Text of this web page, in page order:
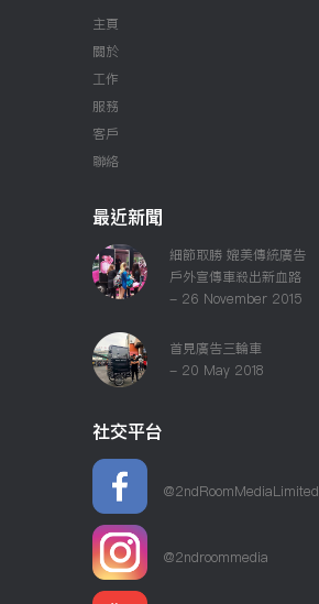
主頁
關於
工作
服務
客戶
聯絡
最近新聞
細節取勝 媲美傳統廣告
戶外宣傳車殺出新血路
- 26 November 2015
首見廣告三輪車
- 20 May 2018
社交平台
@2ndRoomMediaLimited
@2ndroommedia